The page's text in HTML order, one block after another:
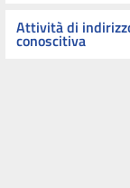
Attività di
conoscitiva